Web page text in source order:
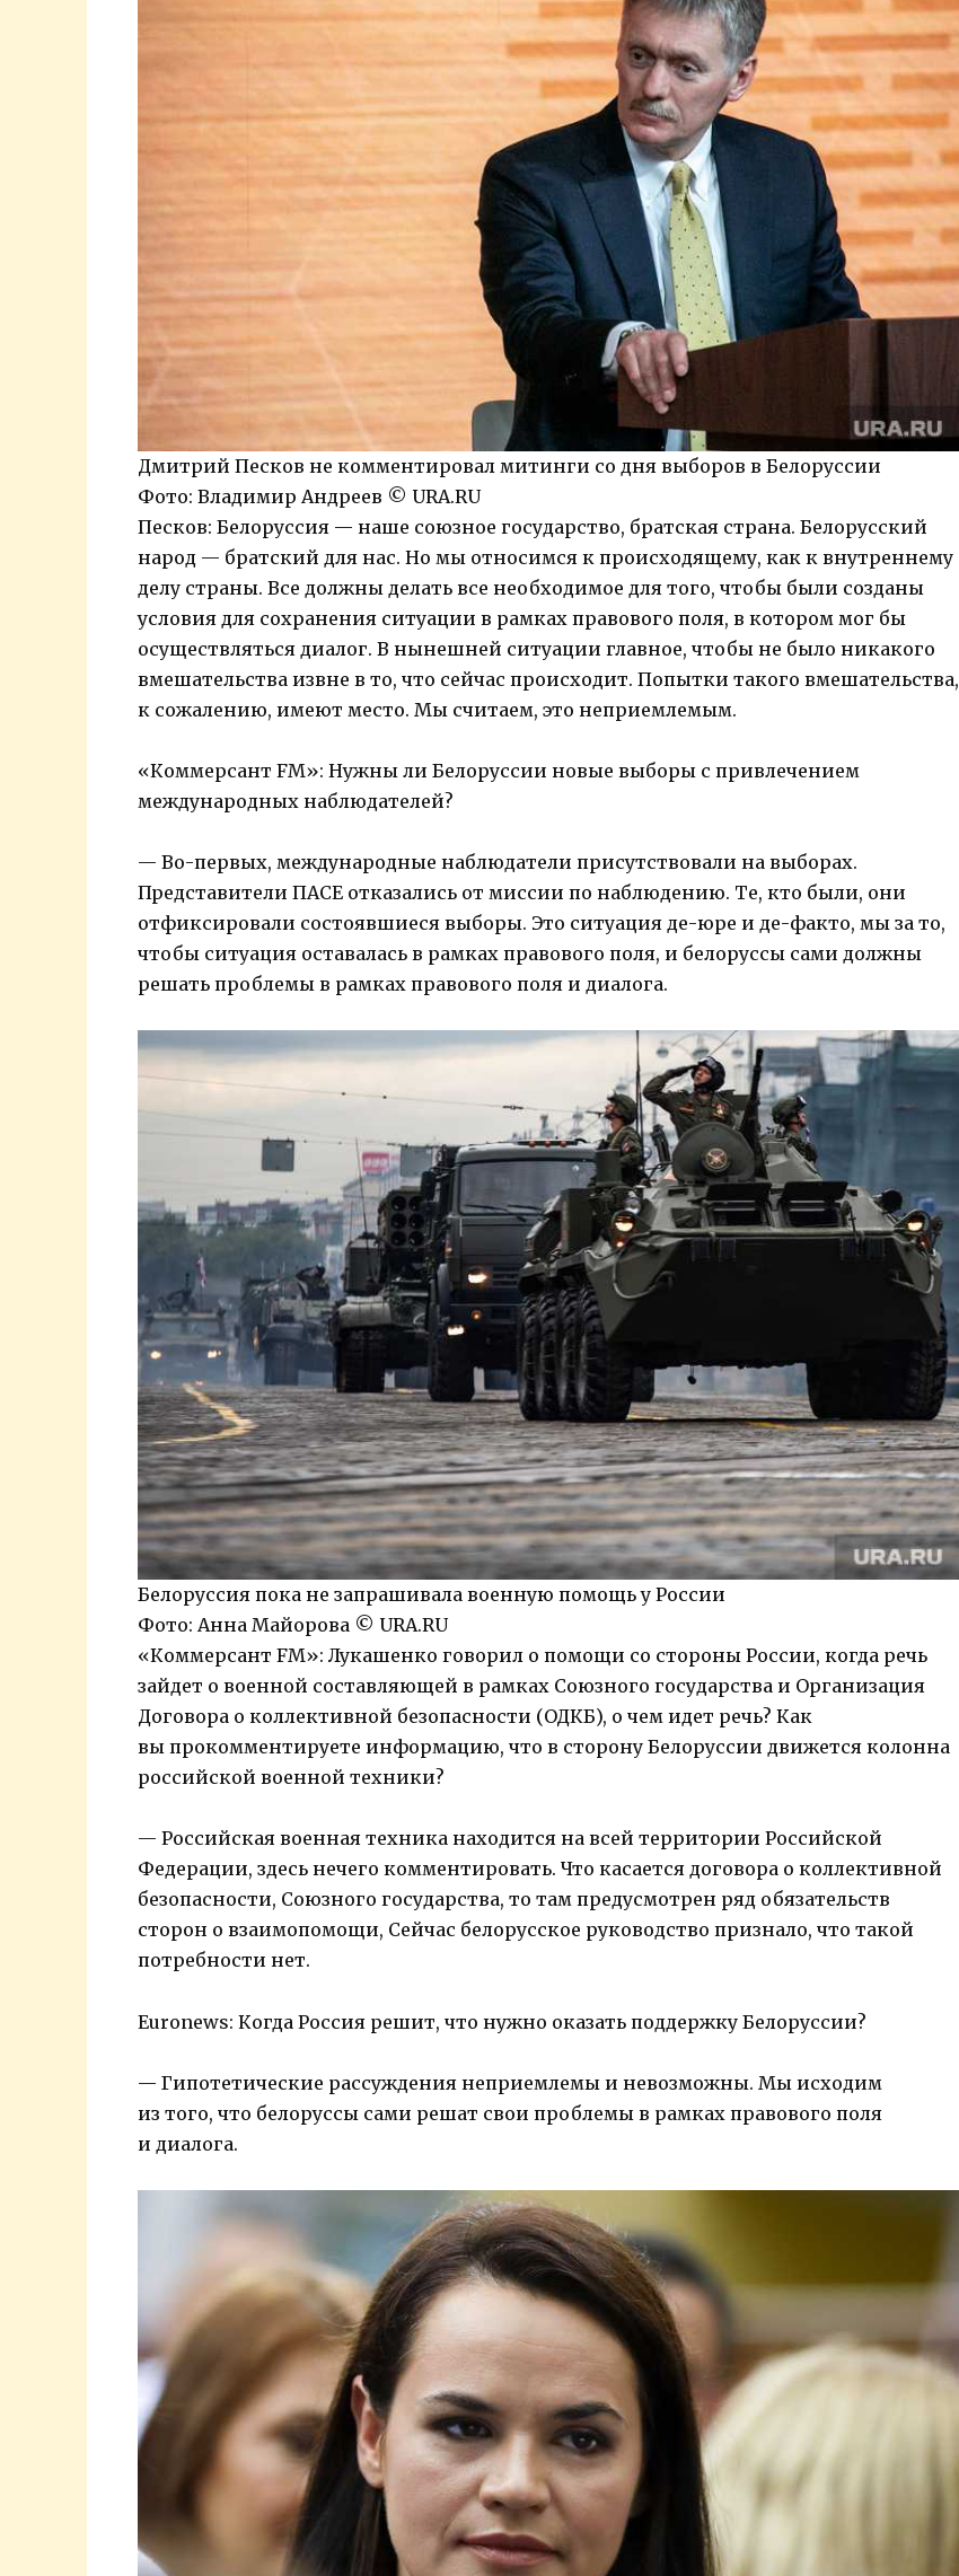
Дмитрий Песков не комментировал митинги со дня выборов в Белоруссии
Фото: Владимир Андреев © URA.RU
Песков: Белоруссия — наше союзное государство, братская страна. Белорусский
народ — братский для нас. Но мы относимся к происходящему, как к внутреннему
делу страны. Все должны делать все необходимое для того, чтобы были созданы
условия для сохранения ситуации в рамках правового поля, в котором мог бы
осуществляться диалог. В нынешней ситуации главное, чтобы не было никакого
вмешательства извне в то, что сейчас происходит. Попытки такого вмешательства,
к сожалению, имеют место. Мы считаем, это неприемлемым.
«Коммерсант FM»: Нужны ли Белоруссии новые выборы с привлечением
международных наблюдателей?
— Во-первых, международные наблюдатели присутствовали на выборах.
Представители ПАСЕ отказались от миссии по наблюдению. Те, кто были, они
отфиксировали состоявшиеся выборы. Это ситуация де-юре и де-факто, мы за то,
чтобы ситуация оставалась в рамках правового поля, и белоруссы сами должны
решать проблемы в рамках правового поля и диалога.
Белоруссия пока не запрашивала военную помощь у России
Фото: Анна Майорова © URA.RU
«Коммерсант FM»: Лукашенко говорил о помощи со стороны России, когда речь
зайдет о военной составляющей в рамках Союзного государства и Организация
Договора о коллективной безопасности (ОДКБ), о чем идет речь? Как
вы прокомментируете информацию, что в сторону Белоруссии движется колонна
российской военной техники?
— Российская военная техника находится на всей территории Российской
Федерации, здесь нечего комментировать. Что касается договора о коллективной
безопасности, Союзного государства, то там предусмотрен ряд обязательств
сторон о взаимопомощи, Сейчас белорусское руководство признало, что такой
потребности нет.
Euronews: Когда Россия решит, что нужно оказать поддержку Белоруссии?
— Гипотетические рассуждения неприемлемы и невозможны. Мы исходим
из того, что белоруссы сами решат свои проблемы в рамках правового поля
и диалога.